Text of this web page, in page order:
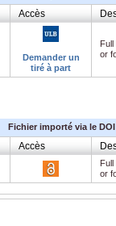
Accès
Demander un
tiré à part
or
Fichier importé via le DOI
Accès
or